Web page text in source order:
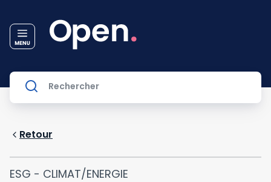
Retour
ESG - CLIMAT/ENERGIE